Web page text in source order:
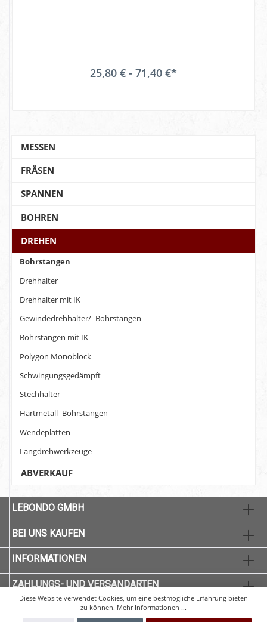
25,80 € - 71,40 €*
MESSEN
FRÄSEN
SPANNEN
BOHREN
DREHEN
Bohrstangen
Drehhalter
Drehhalter mit IK
Gewindedrehhalter/- Bohrstangen
Bohrstangen mit IK
Polygon Monoblock
Schwingungsgedämpft
Stechhalter
Hartmetall- Bohrstangen
Wendeplatten
Langdrehwerkzeuge
ABVERKAUF
LEBONDO GMBH
BEI UNS KAUFEN
INFORMATIONEN
ZAHLUNGS- UND VERSANDARTEN
Diese Website verwendet Cookies, um eine bestmögliche Erfahrung bieten
zu können. Mehr Informationen ...